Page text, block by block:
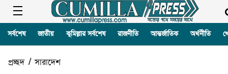
সর্বশেষ জাতীয় কুমিল্লার সর্বশেষ রাজনীতি আন্তর্জাতিক অর্থনীতি
প্রচ্ছদ/সারাদেশ